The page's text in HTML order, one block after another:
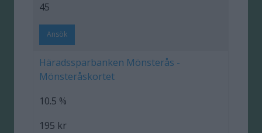
45
Ansök
Häradssparbanken Mönsterås -
Mönsteråskortet
10.5 %
195 kr